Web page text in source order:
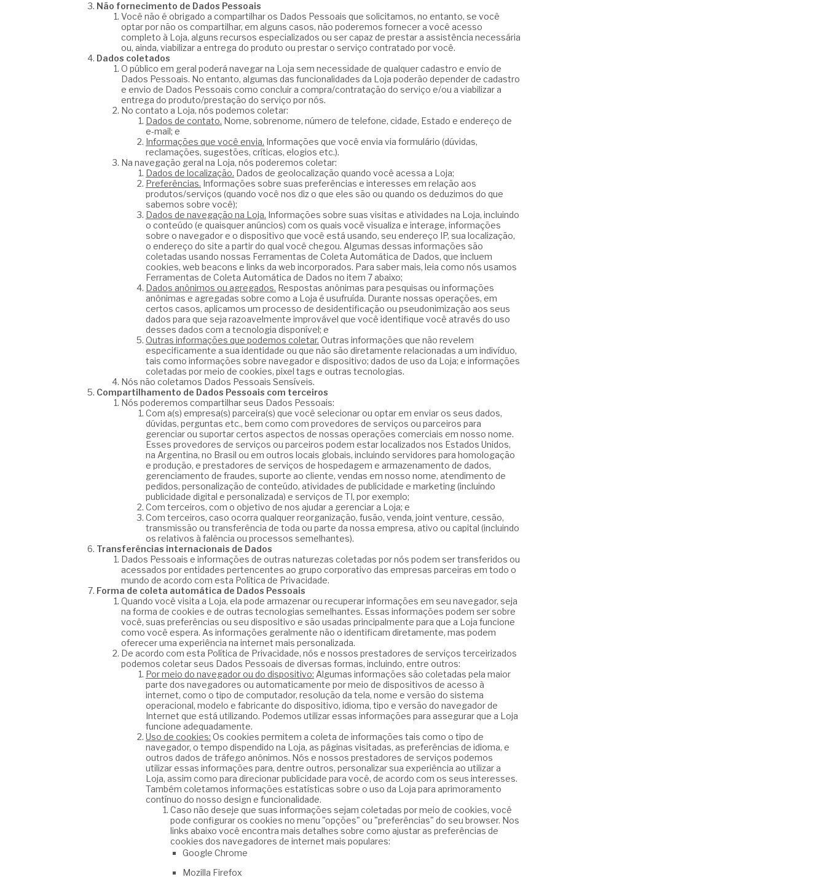
Não fornecimento de Dados Pessoais
Você não é obrigado a compartilhar os Dados Pessoais que solicitamos, no entanto, se você
optar por não os compartilhar, em alguns casos, não poderemos fornecer a você acesso
completo à Loja, alguns recursos especializados ou ser capaz de prestar a assistência necessária
ou, ainda, viabilizar a entrega do produto ou prestar o serviço contratado por você.
Dados coletados
O público em geral poderá navegar na Loja sem necessidade de qualquer cadastro e envio de
Dados Pessoais. No entanto, algumas das funcionalidades da Loja poderão depender de cadastro
e envio de Dados Pessoais como concluir a compra/contratação do serviço e/ou a viabilizar a
entrega do produto/prestação do serviço por nós.
No contato a Loja, nós podemos coletar:
Dados de contato. Nome, sobrenome, número de telefone, cidade, Estado e endereço de
e-mail; e
Informações que você envia. Informações que você envia via formulário (dúvidas,
reclamações, sugestões, críticas, elogios etc.).
Na navegação geral na Loja, nós poderemos coletar:
Dados de localização. Dados de geolocalização quando você acessa a Loja;
Preferências. Informações sobre suas preferências e interesses em relação aos
produtos/serviços (quando você nos diz o que eles são ou quando os deduzimos do que
sabemos sobre você);
Dados de navegação na Loja. Informações sobre suas visitas e atividades na Loja, incluindo
o conteúdo (e quaisquer anúncios) com os quais você visualiza e interage, informações
sobre o navegador e o dispositivo que você está usando, seu endereço IP, sua localização,
o endereço do site a partir do qual você chegou. Algumas dessas informações são
coletadas usando nossas Ferramentas de Coleta Automática de Dados, que incluem
cookies, web beacons e links da web incorporados. Para saber mais, leia como nós usamos
Ferramentas de Coleta Automática de Dados no item 7 abaixo;
Dados anônimos ou agregados. Respostas anônimas para pesquisas ou informações
anônimas e agregadas sobre como a Loja é usufruída. Durante nossas operações, em
certos casos, aplicamos um processo de desidentificação ou pseudonimização aos seus
dados para que seja razoavelmente improvável que você identifique você através do uso
desses dados com a tecnologia disponível; e
Outras informações que podemos coletar. Outras informações que não revelem
especificamente a sua identidade ou que não são diretamente relacionadas a um indivíduo,
tais como informações sobre navegador e dispositivo; dados de uso da Loja; e informações
coletadas por meio de cookies, pixel tags e outras tecnologias.
Nós não coletamos Dados Pessoais Sensíveis.
Compartilhamento de Dados Pessoais com terceiros
Nós poderemos compartilhar seus Dados Pessoais:
Com a(s) empresa(s) parceira(s) que você selecionar ou optar em enviar os seus dados,
dúvidas, perguntas etc., bem como com provedores de serviços ou parceiros para
gerenciar ou suportar certos aspectos de nossas operações comerciais em nosso nome.
Esses provedores de serviços ou parceiros podem estar localizados nos Estados Unidos,
na Argentina, no Brasil ou em outros locais globais, incluindo servidores para homologação
e produção, e prestadores de serviços de hospedagem e armazenamento de dados,
gerenciamento de fraudes, suporte ao cliente, vendas em nosso nome, atendimento de
pedidos, personalização de conteúdo, atividades de publicidade e marketing (incluindo
publicidade digital e personalizada) e serviços de TI, por exemplo;
Com terceiros, com o objetivo de nos ajudar a gerenciar a Loja; e
Com terceiros, caso ocorra qualquer reorganização, fusão, venda, joint venture, cessão,
transmissão ou transferência de toda ou parte da nossa empresa, ativo ou capital (incluindo
os relativos à falência ou processos semelhantes).
Transferências internacionais de Dados
Dados Pessoais e informações de outras naturezas coletadas por nós podem ser transferidos ou
acessados por entidades pertencentes ao grupo corporativo das empresas parceiras em todo o
mundo de acordo com esta Política de Privacidade.
Forma de coleta automática de Dados Pessoais
Quando você visita a Loja, ela pode armazenar ou recuperar informações em seu navegador, seja
na forma de cookies e de outras tecnologias semelhantes. Essas informações podem ser sobre
você, suas preferências ou seu dispositivo e são usadas principalmente para que a Loja funcione
como você espera. As informações geralmente não o identificam diretamente, mas podem
oferecer uma experiência na internet mais personalizada.
De acordo com esta Política de Privacidade, nós e nossos prestadores de serviços terceirizados
podemos coletar seus Dados Pessoais de diversas formas, incluindo, entre outros:
Por meio do navegador ou do dispositivo: Algumas informações são coletadas pela maior
parte dos navegadores ou automaticamente por meio de dispositivos de acesso à
internet, como o tipo de computador, resolução da tela, nome e versão do sistema
operacional, modelo e fabricante do dispositivo, idioma, tipo e versão do navegador de
Internet que está utilizando. Podemos utilizar essas informações para assegurar que a Loja
funcione adequadamente.
Uso de cookies: Os cookies permitem a coleta de informações tais como o tipo de
navegador, o tempo dispendido na Loja, as páginas visitadas, as preferências de idioma, e
outros dados de tráfego anônimos. Nós e nossos prestadores de serviços podemos
utilizar essas informações para, dentre outros, personalizar sua experiência ao utilizar a
Loja, assim como para direcionar publicidade para você, de acordo com os seus interesses.
Também coletamos informações estatísticas sobre o uso da Loja para aprimoramento
contínuo do nosso design e funcionalidade.
Caso não deseje que suas informações sejam coletadas por meio de cookies, você
pode configurar os cookies no menu "opções" ou "preferências" do seu browser. Nos
links abaixo você encontra mais detalhes sobre como ajustar as preferências de
cookies dos navegadores de internet mais populares:
Google Chrome
Mozilla Firefox